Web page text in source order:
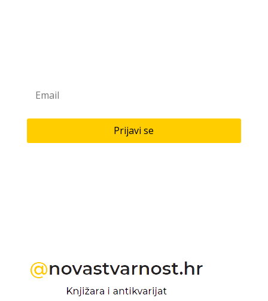
Prijavi se